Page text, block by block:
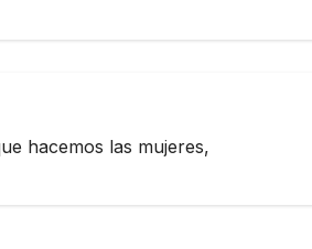
hacemos las mujeres,